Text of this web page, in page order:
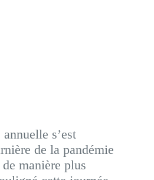
s’est
de la pandémie
manière plus